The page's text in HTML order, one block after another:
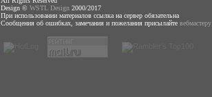
Design © WSTL Design 2000/2017
При использовании материалов ссылка на сервер обязательна
Сообщения об ошибках, замечания и пожелания присылайте вебмастеру